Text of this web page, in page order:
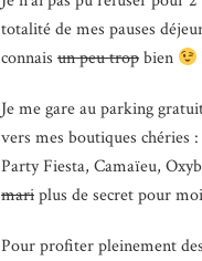
totalité de mes pauses
connais un peu tropbien
Je me gare au parking
vers mes boutiques
Party Fiesta, Camaïeu,
mariplus de secret pour
Pour profiter pleinement